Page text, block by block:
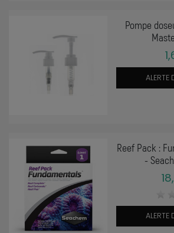
Pompe
ALERTE
Reef Pack :
-
ALERTE